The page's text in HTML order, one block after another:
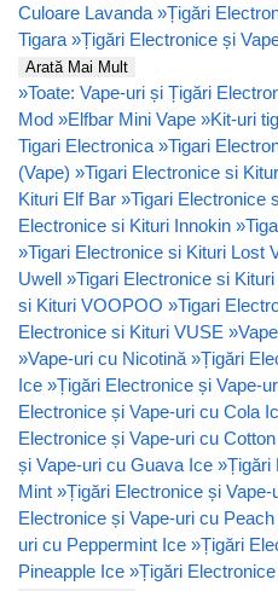
Culoare Lavanda »Țigări
Tigara »Țigări Electronice și
Arată Mai Mult
»Toate: Vape-uri și Țigări
Mod »Elfbar Mini Vape »Kit-uri
Tigari Electronica »Tigari
(Vape) »Tigari Electronice si
Kituri Elf Bar »Tigari Electronice
Electronice si Kituri Innokin »
»Tigari Electronice si Kituri Lost
Uwell »Tigari Electronice si
si Kituri VOOPOO »Tigari
Electronice si Kituri VUSE »
»Vape-uri cu Nicotină »Țigări
Ice »Țigări Electronice și Vape-
Electronice și Vape-uri cu Cola
Electronice și Vape-uri cu
și Vape-uri cu Guava Ice »Țigări
Mint »Țigări Electronice și
Electronice și Vape-uri cu
uri cu Peppermint Ice »Țigări
Pineapple Ice »Țigări